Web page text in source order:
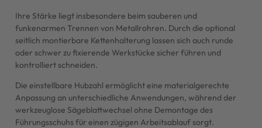
Ihre Stärke liegt insbesondere beim sauberen und
funkenarmen Trennen von Metallrohren. Durch die optional
seitlich montierbare Kettenhalterung lassen sich auch runde
oder schwer zu fixierende Werkstücke sicher führen und
kontrolliert schneiden.
Die einstellbare Hubzahl ermöglicht eine materialgerechte
Anpassung an unterschiedliche Anwendungen, während der
werkzeuglose Sägeblattwechsel ohne Demontage des
Führungsschuhs für einen zügigen Arbeitsablauf sorgt.